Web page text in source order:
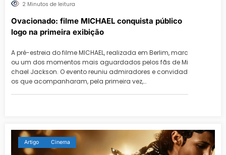
2 Minutos de leitura
Ovacionado: filme MICHAEL conquista público
logo na primeira exibição
A pré-estreia do filme MICHAEL, realizada em Berlim, marc
ou um dos momentos mais aguardados pelos fãs de Mi
chael Jackson. O evento reuniu admiradores e convidad
os que acompanharam, pela primeira vez,…
Artigo Cinema